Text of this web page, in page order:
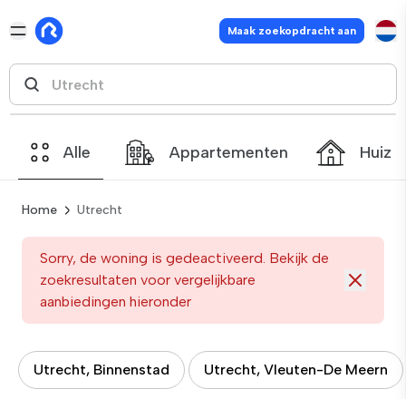
Maak zoekopdracht aan
Alle Appartementen
Home Utrecht
Sorry, de woning is gedeactiveerd. Bekijk de
zoekresultaten voor vergelijkbare
aanbiedingen hieronder
Utrecht, Binnenstad Utrecht, Vleuten-De Meern